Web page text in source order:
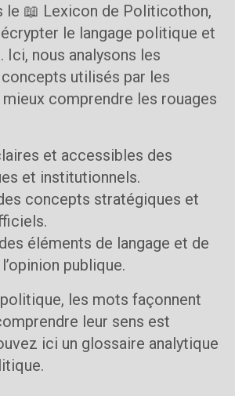
le 📖 Lexicon de Politicothon,
le langage politique et
nous analysons les
utilisés par les
comprendre les rouages
et accessibles des
et institutionnels.
concepts stratégiques et
éléments de langage et de
publique.
politique, les mots façonnent
leur sens est
ici un glossaire analytique